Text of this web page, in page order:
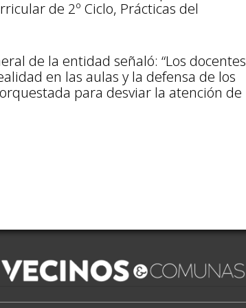
de 2º Ciclo, Prácticas del
de la entidad señaló: “Los docentes
en las aulas y la defensa de los
para desviar la atención de